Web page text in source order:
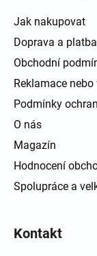
Jak nakupovat
Doprava a platba
Obchodní
Reklamace
Podmínky
O nás
Magazín
Hodnocení
Spolupráce a
Kontakt